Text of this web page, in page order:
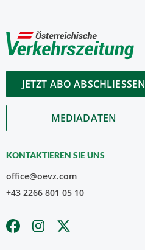
JETZT ABO ABSCHLIESSEN
MEDIADATEN
KONTAKTIEREN SIE UNS
office@oevz.com
+43 2266 801 05 10